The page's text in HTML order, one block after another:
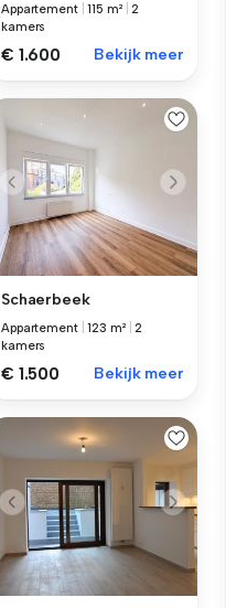
Appartement |115 m² |2
kamers
€ 1.600 Bekijk meer
Schaerbeek
Appartement |123 m² |2
kamers
€ 1.500 Bekijk meer